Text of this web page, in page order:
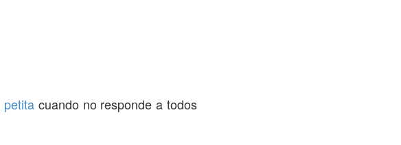
petita cuando no responde a todos